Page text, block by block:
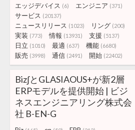
エッジデバイス (6) エンジニア (371)
サービス (20137)
ニュースリリース (1023) リング (200)
実装 (773) 情報 (13931) 支援 (5137)
日立 (1010) 最適 (637) 機能 (6680)
販売 (3998) 通信 (2491) 開始 (22402)
Biz∫とGLASIAOUS+が新2層
ERPモデルを提供開始 | ビジ
ネスエンジニアリング株式会
社 B-EN-G